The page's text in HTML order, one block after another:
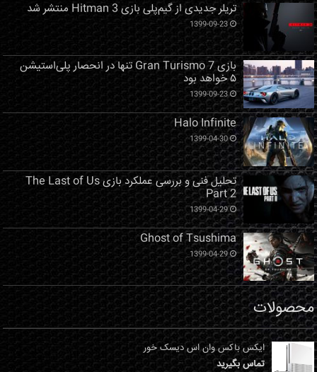
تریلر جدیدی از گیم‌پلی بازی Hitman 3 منتشر شد
1399-09-23
بازی Gran Turismo 7 تنها در انحصار پلی‌استیشن
۵ خواهد بود
1399-09-23
Halo Infinite
1399-04-30
تحلیل فنی و بررسی عملکرد بازی The Last of Us
Part 2
1399-04-29
Ghost of Tsushima
1399-04-29
محصولات
ایکس باکس وان اس دیسک خور
تماس بگیرید